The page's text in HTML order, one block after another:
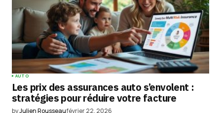
Your Name*
Your E-mail*
AUTO
Les prix des assurances auto s’envolent :
stratégies pour réduire votre facture
byJulien Rousseaufévrier 22, 2026